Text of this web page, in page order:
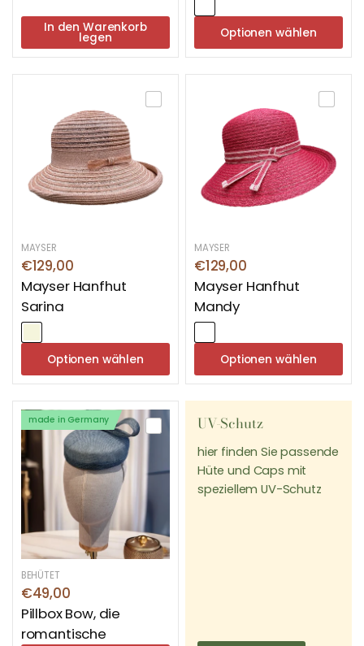
In den Warenkorb
legen Optionen wählen
MAYSER
€129,00
Mayser Hanfhut
Sarina
Optionen wählen
MAYSER
€129,00
Mayser Hanfhut
Mandy
Optionen wählen
made in Germany
BEHÜTET
€49,00
Pillbox Bow, die
romantische
UV-Schutz
hier finden Sie passende
Hüte und Caps mit
speziellem UV-Schutz